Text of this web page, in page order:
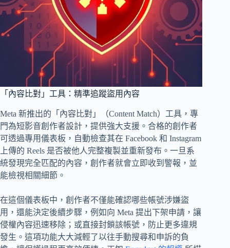
「內容比對」工具：精準追蹤盜用內容
Meta 新推出的「內容比對」（Content Match）工具，專
門為短影音創作者設計，提供強大支援。合格的創作者
可透過專用儀表板，自動檢查其在 Facebook 和 Instagram
上傳的 Reels 是否被他人完整複製並重新發布。一旦系
統發現完全匹配的內容，創作者就會立即收到警報，並
能檢視相關細節。
在這個儀表板中，創作者不僅能確認哪些帳號涉嫌盜
用，還能決定後續步驟，例如向 Meta 提出下架申請，讓
侵權內容迅速移除；或直接封鎖該帳號，防止更多違規
發生。這項功能大大減輕了以往手動搜尋和申訴的負